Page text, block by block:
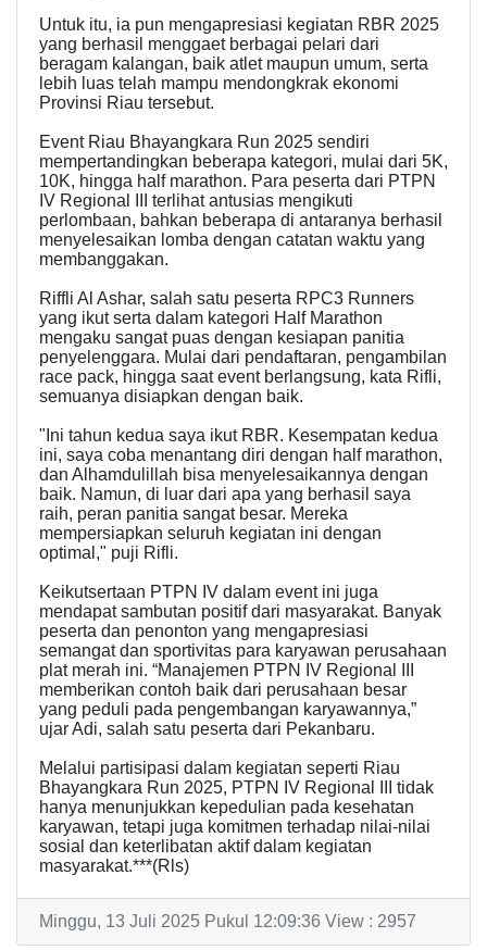
Untuk itu, ia pun mengapresiasi kegiatan RBR 2025
yang berhasil menggaet berbagai pelari dari
beragam kalangan, baik atlet maupun umum, serta
lebih luas telah mampu mendongkrak ekonomi
Provinsi Riau tersebut.
Event Riau Bhayangkara Run 2025 sendiri
mempertandingkan beberapa kategori, mulai dari 5K,
10K, hingga half marathon. Para peserta dari PTPN
IV Regional III terlihat antusias mengikuti
perlombaan, bahkan beberapa di antaranya berhasil
menyelesaikan lomba dengan catatan waktu yang
membanggakan.
Riffli Al Ashar, salah satu peserta RPC3 Runners
yang ikut serta dalam kategori Half Marathon
mengaku sangat puas dengan kesiapan panitia
penyelenggara. Mulai dari pendaftaran, pengambilan
race pack, hingga saat event berlangsung, kata Rifli,
semuanya disiapkan dengan baik.
"Ini tahun kedua saya ikut RBR. Kesempatan kedua
ini, saya coba menantang diri dengan half marathon,
dan Alhamdulillah bisa menyelesaikannya dengan
baik. Namun, di luar dari apa yang berhasil saya
raih, peran panitia sangat besar. Mereka
mempersiapkan seluruh kegiatan ini dengan
optimal," puji Rifli.
Keikutsertaan PTPN IV dalam event ini juga
mendapat sambutan positif dari masyarakat. Banyak
peserta dan penonton yang mengapresiasi
semangat dan sportivitas para karyawan perusahaan
plat merah ini. “Manajemen PTPN IV Regional III
memberikan contoh baik dari perusahaan besar
yang peduli pada pengembangan karyawannya,”
ujar Adi, salah satu peserta dari Pekanbaru.
Melalui partisipasi dalam kegiatan seperti Riau
Bhayangkara Run 2025, PTPN IV Regional III tidak
hanya menunjukkan kepedulian pada kesehatan
karyawan, tetapi juga komitmen terhadap nilai-nilai
sosial dan keterlibatan aktif dalam kegiatan
masyarakat.***(Rls)
Minggu, 13 Juli 2025 Pukul 12:09:36 View : 2957